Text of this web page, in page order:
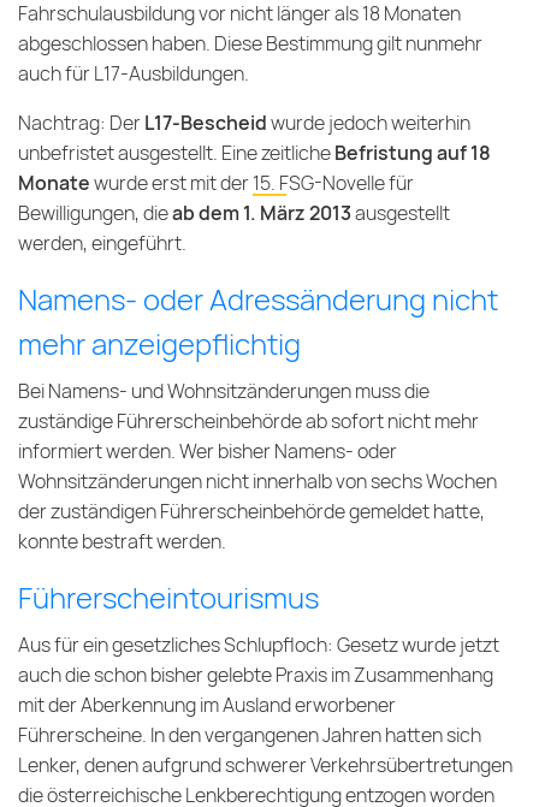
Fahrschulausbildung vor nicht länger als 18 Monaten
abgeschlossen haben. Diese Bestimmung gilt nunmehr
auch für L17-Ausbildungen.
Nachtrag: DerL17-Bescheidwurde jedoch weiterhin
unbefristet ausgestellt. Eine zeitlicheBefristung auf 18
Monatewurde erst mit der15. FSG-Novellefür
Bewilligungen, dieab dem 1. März 2013ausgestellt
werden, eingeführt.
Namens- oder Adressänderung nicht
mehr anzeigepflichtig
Bei Namens- und Wohnsitzänderungen muss die
zuständige Führerscheinbehörde ab sofort nicht mehr
informiert werden. Wer bisher Namens- oder
Wohnsitzänderungen nicht innerhalb von sechs Wochen
der zuständigen Führerscheinbehörde gemeldet hatte,
konnte bestraft werden.
Führerscheintourismus
Aus für ein gesetzliches Schlupfloch: Gesetz wurde jetzt
auch die schon bisher gelebte Praxis im Zusammenhang
mit der Aberkennung im Ausland erworbener
Führerscheine. In den vergangenen Jahren hatten sich
Lenker, denen aufgrund schwerer Verkehrsübertretungen
die österreichische Lenkberechtigung entzogen worden